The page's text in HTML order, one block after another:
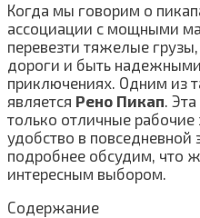
Когда мы говорим о
ассоциации с мощными
перевезти тяжелые
дороги и быть
приключениях. Одним из
является Рено Пикап.
только отличные рабочие
удобство в повседневной
подробнее обсудим, что
интересным выбором.
Содержание